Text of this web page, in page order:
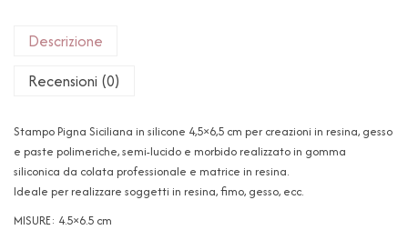
Descrizione
Recensioni (0)
Stampo Pigna Siciliana in silicone 4,5×6,5 cm per creazioni in resina, gesso
e paste polimeriche, semi-lucido e morbido realizzato in gomma
siliconica da colata professionale e matrice in resina.
Ideale per realizzare soggetti in resina, fimo, gesso, ecc.
MISURE: 4.5×6.5 cm